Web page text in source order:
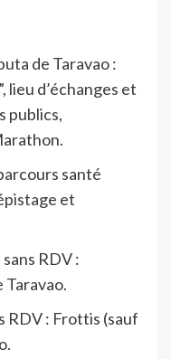
de Taravao :
lieu d’échanges et
publics,
santé
et
RDV :
Taravao.
RDV : Frottis (sauf